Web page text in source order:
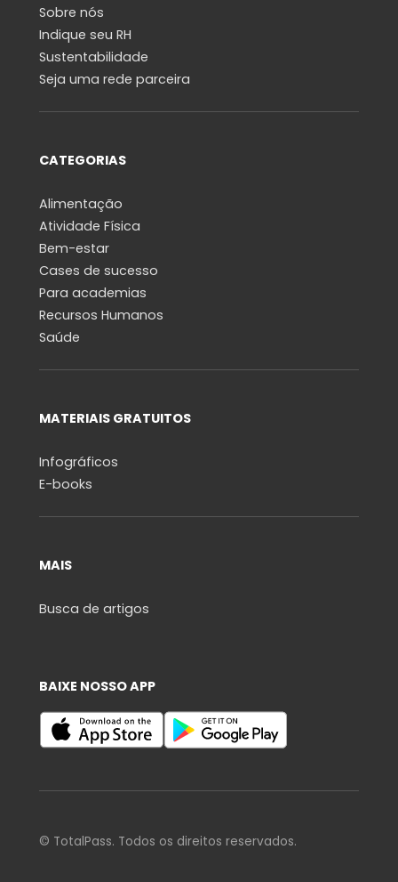
Sobre nós
Indique seu RH
Sustentabilidade
Seja uma rede parceira
CATEGORIAS
Alimentação
Atividade Física
Bem-estar
Cases de sucesso
Para academias
Recursos Humanos
Saúde
MATERIAIS GRATUITOS
Infográficos
E-books
MAIS
Busca de artigos
BAIXE NOSSO APP
© TotalPass. Todos os direitos reservados.